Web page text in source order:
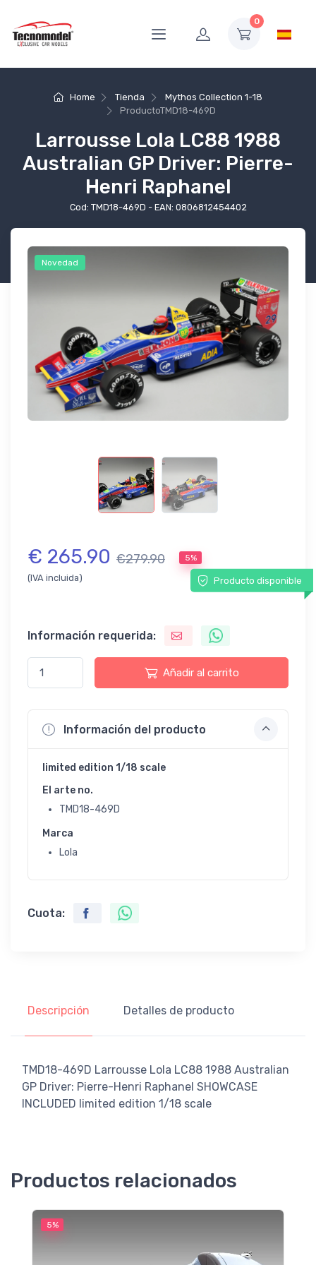
0
Home Tienda
Mythos Collection 1-18
ProductoTMD18-469D
Larrousse Lola LC88 1988
Australian GP Driver: Pierre-
Henri Raphanel
Cod: TMD18-469D - EAN: 0806812454402
Novedad
€ 265.90 €279.90 5%
(IVA incluida) Producto disponible
Información requerida:
Añadir al carrito
Información del producto
limited edition 1/18 scale
El arte no.
TMD18-469D
Marca
Lola
Cuota:
Descripción Detalles de producto
TMD18-469D Larrousse Lola LC88 1988 Australian
GP Driver: Pierre-Henri Raphanel SHOWCASE
INCLUDED limited edition 1/18 scale
Productos relacionados
5%